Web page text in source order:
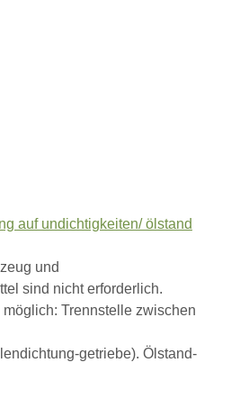
auf undichtigkeiten/ ölstand
und
sind nicht erforderlich.
Trennstelle zwischen
getriebe). Ölstand-